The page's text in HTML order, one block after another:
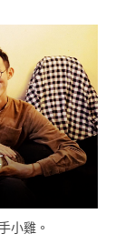
小雞。